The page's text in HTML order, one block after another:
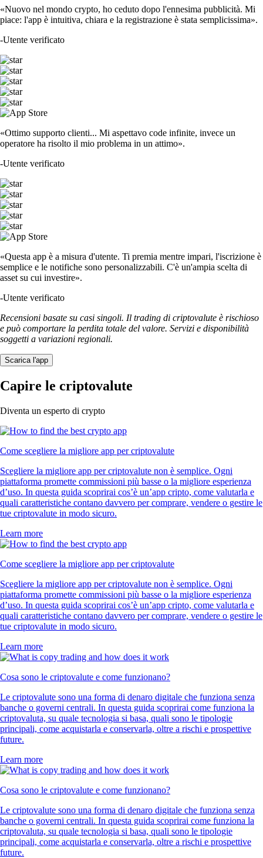
«Nuovo nel mondo crypto, ho ceduto dopo l'ennesima pubblicità. Mi
piace: l'app è intuitiva, chiara e la registrazione è stata semplicissima».
-Utente verificato
«Ottimo supporto clienti... Mi aspettavo code infinite, invece un
operatore ha risolto il mio problema in un attimo».
-Utente verificato
«Questa app è a misura d'utente. Ti premia mentre impari, l'iscrizione è
semplice e le notifiche sono personalizzabili. C'è un'ampia scelta di
asset su cui investire».
-Utente verificato
Recensioni basate su casi singoli. Il trading di criptovalute è rischioso
e può comportare la perdita totale del valore. Servizi e disponibilità
soggetti a variazioni regionali.
Scarica l'app
Capire le criptovalute
Diventa un esperto di crypto
Come scegliere la migliore app per criptovalute
Scegliere la migliore app per criptovalute non è semplice. Ogni
piattaforma promette commissioni più basse o la migliore esperienza
d’uso. In questa guida scoprirai cos’è un’app cripto, come valutarla e
quali caratteristiche contano davvero per comprare, vendere o gestire le
tue criptovalute in modo sicuro.
Learn more
Come scegliere la migliore app per criptovalute
Scegliere la migliore app per criptovalute non è semplice. Ogni
piattaforma promette commissioni più basse o la migliore esperienza
d’uso. In questa guida scoprirai cos’è un’app cripto, come valutarla e
quali caratteristiche contano davvero per comprare, vendere o gestire le
tue criptovalute in modo sicuro.
Learn more
Cosa sono le criptovalute e come funzionano?
Le criptovalute sono una forma di denaro digitale che funziona senza
banche o governi centrali. In questa guida scoprirai come funziona la
criptovaluta, su quale tecnologia si basa, quali sono le tipologie
principali, come acquistarla e conservarla, oltre a rischi e prospettive
future.
Learn more
Cosa sono le criptovalute e come funzionano?
Le criptovalute sono una forma di denaro digitale che funziona senza
banche o governi centrali. In questa guida scoprirai come funziona la
criptovaluta, su quale tecnologia si basa, quali sono le tipologie
principali, come acquistarla e conservarla, oltre a rischi e prospettive
future.